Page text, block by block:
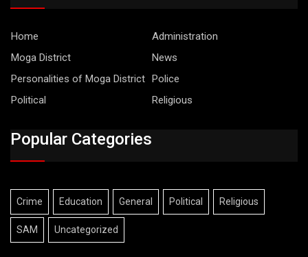
Home
Administration
Moga District
News
Personalities of Moga District Police
Political
Religious
Popular Categories
Crime Education General Political Religious
SAM Uncategorized